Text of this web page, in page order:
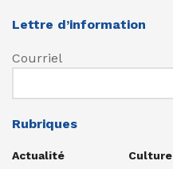
Lettre d’information
Courriel
Rubriques
Actualité
Culture